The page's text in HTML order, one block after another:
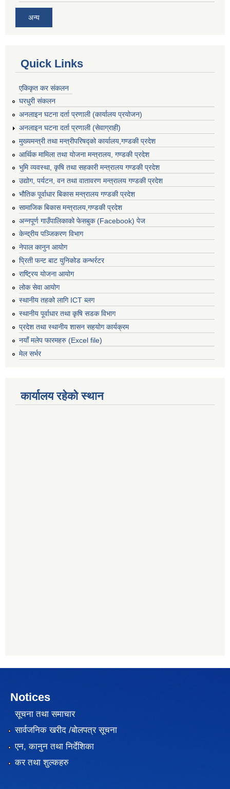
अन्य
Quick Links
एकिकृत कर संकलन
घरधुरी संकलन
अनलाइन घटना दर्ता प्रणाली (कार्यालय प्रयोजन)
अनलाइन घटना दर्ता प्रणाली (सेवाग्राही)
मुख्यमन्त्री तथा मन्त्रीपरिषद्को कार्यालय,गण्डकी प्रदेश
आर्थिक मामिला तथा योजना मन्त्रालय, गण्डकी प्रदेश
भुमि व्यवस्था, कृषि तथा सहकारी मन्त्रालय गण्डकी प्रदेश
उद्योग, पर्यटन, वन तथा वातावरण मन्त्रालय गण्डकी प्रदेश
भौतिक पूर्वाधार बिकास मन्त्रालय गण्डकी प्रदेश
सामाजिक बिकास मन्त्रालय,गण्डकी प्रदेश
अन्नपूर्ण गाउँपालिकाको फेसबुक (Facebook) पेज
केन्द्रीय पञ्जिकरण विभाग
नेपाल कानुन आयोग
प्रिती फन्ट बाट युनिकोड कन्भर्रटर
राष्ट्रिय योजना आयोग
लोक सेवा आयोग
स्थानीय तहको लागि ICT ब्लग
स्थानीय पूर्वाधार तथा कृषि सडक विभाग
प्रदेश तथा स्थानीय शासन सहयोग कार्यक्रम
नयाँ मलेप फारमहरु (Excel file)
मेल सर्भर
कार्यालय रहेको स्थान
Notices
सूचना तथा समाचार
सार्वजनिक खरीद /बोलपत्र सूचना
एन, कानुन तथा निर्देशिका
कर तथा शुल्कहरु